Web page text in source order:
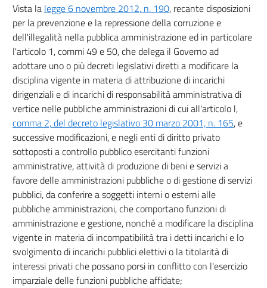
Incompatibilità tra incarichi nelle pubbliche amministrazioni e
negli enti privati in controllo pubblico e cariche in enti di diritto
privato regolati o finanziati dalle pubbliche amministrazioni nonchè
lo svolgimento di attività professionale
9
10
Capo VI
Incompatibilità tra incarichi nelle pubbliche amministrazioni e
negli enti privati in controllo pubblico e cariche di componenti di
organi di indirizzo politico
11
12
13
14
Capo VII
Vigilanza e sanzioni
15
16
Vista la legge 6 novembre 2012, n. 190, recante disposizioni
per la prevenzione e la repressione della corruzione e
dell'illegalità nella pubblica amministrazione ed in particolare
l'articolo 1, commi 49 e 50, che delega il Governo ad
adottare uno o più decreti legislativi diretti a modificare la
disciplina vigente in materia di attribuzione di incarichi
dirigenziali e di incarichi di responsabilità amministrativa di
vertice nelle pubbliche amministrazioni di cui all'articolo l,
comma 2, del decreto legislativo 30 marzo 2001, n. 165, e
successive modificazioni, e negli enti di diritto privato
sottoposti a controllo pubblico esercitanti funzioni
amministrative, attività di produzione di beni e servizi a
favore delle amministrazioni pubbliche o di gestione di servizi
pubblici, da conferire a soggetti interni o esterni alle
pubbliche amministrazioni, che comportano funzioni di
amministrazione e gestione, nonché a modificare la disciplina
vigente in materia di incompatibilità tra i detti incarichi e lo
svolgimento di incarichi pubblici elettivi o la titolarità di
interessi privati che possano porsi in conflitto con l'esercizio
imparziale delle funzioni pubbliche affidate;